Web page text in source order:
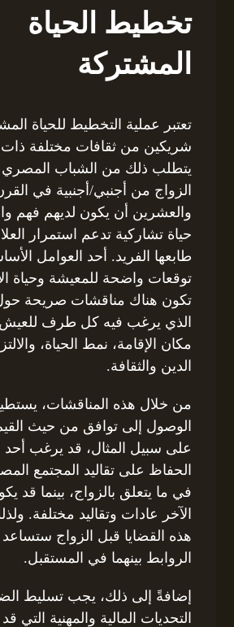
تخطيط الحياة
المشتركة
تعتبر عملية التخطيط للحياة
شريكين من ثقافات مختلفة ذات
يتطلب ذلك من الشباب المصري
الزواج من أجنبي/أجنبية في
والعشرين أن يكون لديهم فهم
حياة تشاركية تدعم استمرار
طابعها الفريد. أحد العوامل
توقعات واضحة للمعيشة وحياة
تكون هناك مناقشات صريحة
الذي يرغب فيه كل طرف
مكان الإقامة، نمط الحياة،
الدين والثقافة.
من خلال هذه المناقشات،
الوصول إلى توافق من حيث
على سبيل المثال، قد يرغب
الحفاظ على تقاليد المجتمع
في ما يتعلق بالزواج، بينما قد
الآخر عادات وتقاليد مختلفة.
هذه القضايا قبل الزواج
الروابط بينهما في المستقبل.
إضافةً إلى ذلك، يجب تسليط
التحديات المالية والمهنية التي